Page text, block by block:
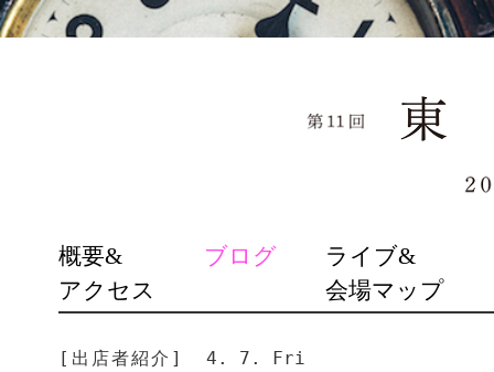
SKIP
TO
CONTENT
概要&
アクセス
ブログ
ライブ&
会場マップ
[出店者紹介] 4. 7. Fri